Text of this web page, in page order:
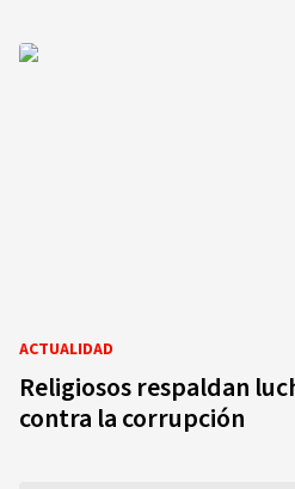
ACTUALIDAD
Religiosos respaldan
contra la corrupción